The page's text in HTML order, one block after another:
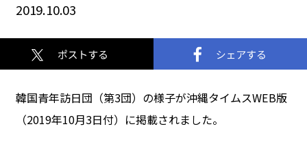
2019.10.03
韓国青年訪日団（第3団）の様子が沖縄タイムスWEB版
（2019年10月3日付）に掲載されました。